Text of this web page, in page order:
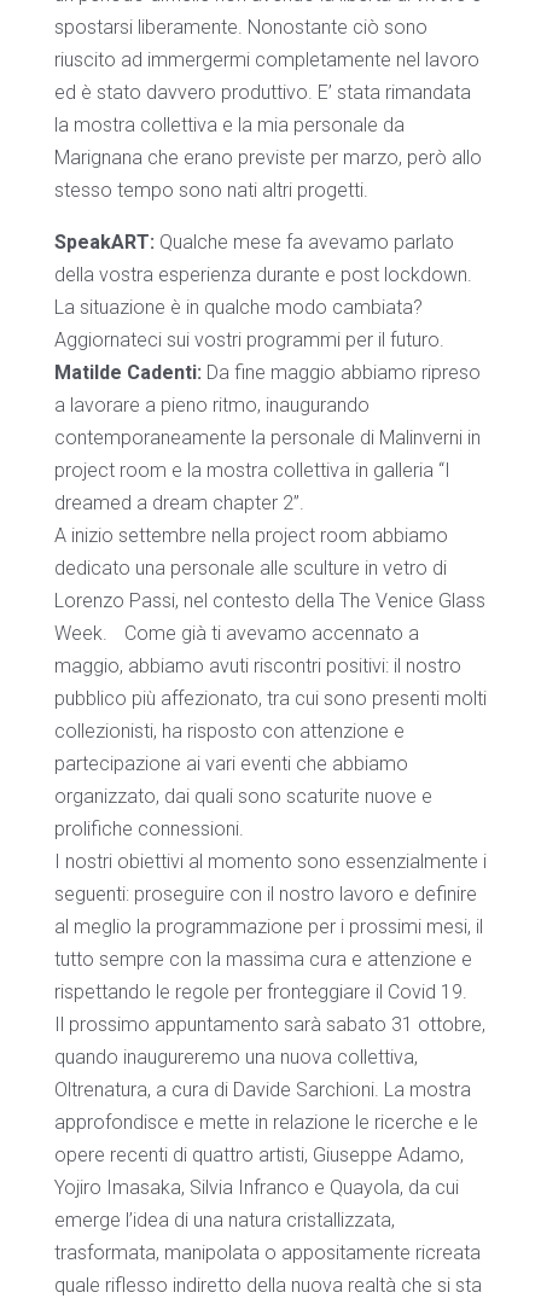
spostarsi liberamente. Nonostante ciò sono
riuscito ad immergermi completamente nel lavoro
ed è stato davvero produttivo. E’ stata rimandata
la mostra collettiva e la mia personale da
Marignana che erano previste per marzo, però allo
stesso tempo sono nati altri progetti.
SpeakART: Qualche mese fa avevamo parlato
della vostra esperienza durante e post lockdown.
La situazione è in qualche modo cambiata?
Aggiornateci sui vostri programmi per il futuro.
Matilde Cadenti: Da fine maggio abbiamo ripreso
a lavorare a pieno ritmo, inaugurando
contemporaneamente la personale di Malinverni in
project room e la mostra collettiva in galleria “I
dreamed a dream chapter 2”.
A inizio settembre nella project room abbiamo
dedicato una personale alle sculture in vetro di
Lorenzo Passi, nel contesto della The Venice Glass
Week. Come già ti avevamo accennato a
maggio, abbiamo avuti riscontri positivi: il nostro
pubblico più affezionato, tra cui sono presenti molti
collezionisti, ha risposto con attenzione e
partecipazione ai vari eventi che abbiamo
organizzato, dai quali sono scaturite nuove e
prolifiche connessioni.
I nostri obiettivi al momento sono essenzialmente i
seguenti: proseguire con il nostro lavoro e definire
al meglio la programmazione per i prossimi mesi, il
tutto sempre con la massima cura e attenzione e
rispettando le regole per fronteggiare il Covid 19.
Il prossimo appuntamento sarà sabato 31 ottobre,
quando inaugureremo una nuova collettiva,
Oltrenatura, a cura di Davide Sarchioni. La mostra
approfondisce e mette in relazione le ricerche e le
opere recenti di quattro artisti, Giuseppe Adamo,
Yojiro Imasaka, Silvia Infranco e Quayola, da cui
emerge l’idea di una natura cristallizzata,
trasformata, manipolata o appositamente ricreata
quale riflesso indiretto della nuova realtà che si sta